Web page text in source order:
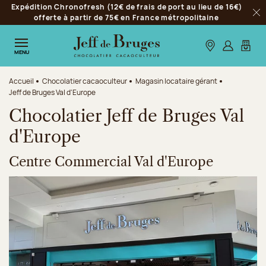
Aller à la navigation
Aller au contenu principal
Aller au pied de page
Expédition Chronofresh (12€ de frais de port au lieu de 16€)
offerte à partir de 75€ en France métropolitaine
MENU Nos boutiques
S’identifier
Mon
Accueil Chocolatier cacaoculteur
Magasin locataire gérant
Jeff de Bruges Val d'Europe
Chocolatier Jeff de Bruges Val
d'Europe
Centre Commercial Val d'Europe